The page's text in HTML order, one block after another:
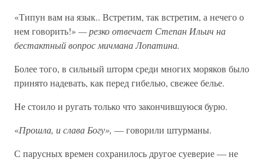
«Типун вам на язык.. Встретим, так встретим, а нечего о
нем говорить!» — резко отвечает Степан Ильич на
бестактный вопрос мичмана Лопатина.
Более того, в сильный шторм среди многих моряков было
принято надевать, как перед гибелью, свежее белье.
Не стоило и ругать только что закончившуюся бурю.
«Прошла, и слава Богу», — говорили штурманы.
С парусных времен сохранилось другое суеверие — не